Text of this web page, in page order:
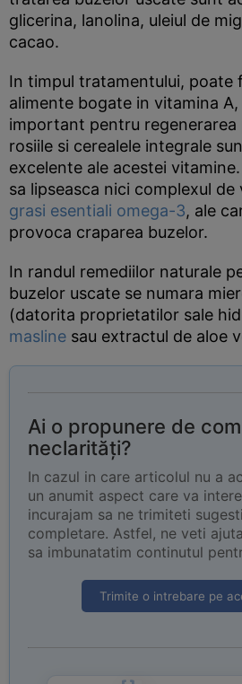
glicerina, lanolina, uleiul de
cacao.
In timpul tratamentului, poate
alimente bogate in vitamina
important pentru regenerarea
rosiile si cerealele integrale
excelente ale acestei
sa lipseasca nici complexul de
grasi esentiali omega-3, ale
provoca craparea buzelor.
In randul remediilor naturale
buzelor uscate se numara
(datorita proprietatilor sale
masline sau extractul de aloe
Ai o propunere de
neclarități?
In cazul in care articolul nu a
un anumit aspect care va
incurajam sa ne trimiteti
completare. Astfel, ne veti
sa imbunatatim continutul
Trimite o intrebare pe